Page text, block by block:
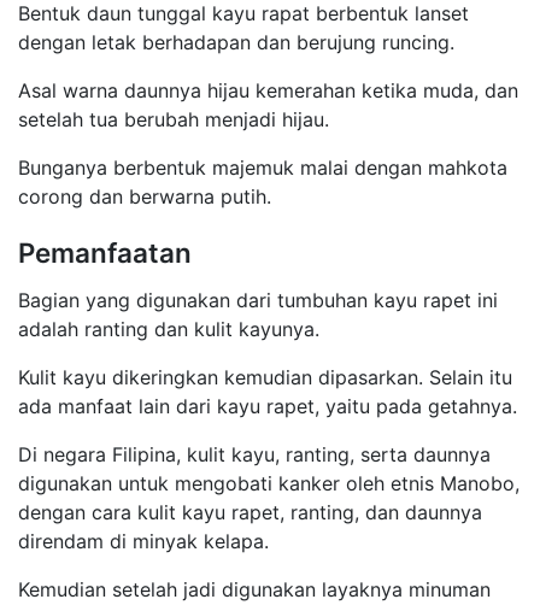
Bentuk daun tunggal kayu rapat berbentuk lanset
dengan letak berhadapan dan berujung runcing.
Asal warna daunnya hijau kemerahan ketika muda, dan
setelah tua berubah menjadi hijau.
Bunganya berbentuk majemuk malai dengan mahkota
corong dan berwarna putih.
Pemanfaatan
Bagian yang digunakan dari tumbuhan kayu rapet ini
adalah ranting dan kulit kayunya.
Kulit kayu dikeringkan kemudian dipasarkan. Selain itu
ada manfaat lain dari kayu rapet, yaitu pada getahnya.
Di negara Filipina, kulit kayu, ranting, serta daunnya
digunakan untuk mengobati kanker oleh etnis Manobo,
dengan cara kulit kayu rapet, ranting, dan daunnya
direndam di minyak kelapa.
Kemudian setelah jadi digunakan layaknya minuman